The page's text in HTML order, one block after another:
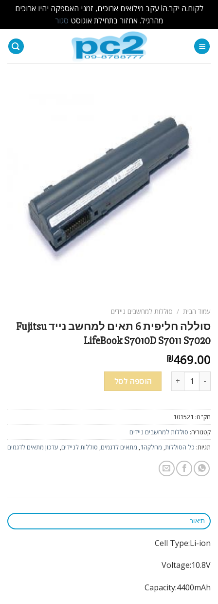
לקוח.ה יקר.ה! עקב מילואים ארוכים, זמני האספקה יהיו ארוכים
מהרגיל. אחזור בתחילת אוגוסט סגור
עמוד הבית / סוללות למחשבים ניידים
סוללה חליפית 6 תאים למחשב נייד Fujitsu
LifeBook S7010D S7011 S7020
₪469.00
כמות של סוללה חליפית 6 תאים למחשב נייד Fujitsu LifeBook S7010D S7011 S7020הוספה לסל
מק"ט: 101521
קטגוריה: סוללות למחשבים ניידים
תגיות: כל הסוללות, מחלקה1 , מתאים לדגמים, סוללות לניידים, עדכון מתאים לדגמים
תיאור
Cell Type:Li-ion
Voltage:10.8V
Capacity:4400mAh